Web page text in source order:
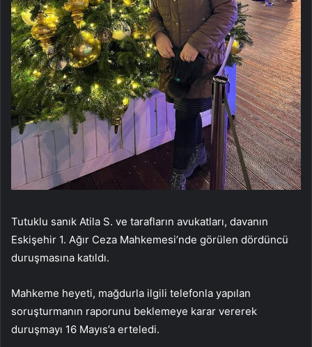
Tutuklu sanık Atila S. ve tarafların avukatları, davanın
Eskişehir 1. Ağır Ceza Mahkemesi’nde görülen dördüncü
duruşmasına katıldı.
Mahkeme heyeti, mağdurla ilgili telefonla yapılan
soruşturmanın raporunu beklemeye karar vererek
duruşmayı 16 Mayıs’a erteledi.